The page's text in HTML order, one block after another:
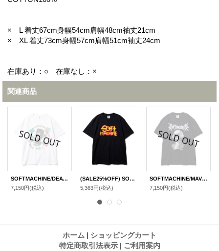
× L 着丈67cm身幅54cm肩幅48cm袖丈21cm
× XL 着丈73cm身幅57cm肩幅51cm袖丈24cm
在庫あり：○ 在庫なし：×
関連商品
SOFTMACHINE/DEATH SOUL T WHITE
7,150円(税込)
(SALE25%OFF) SOFTMACHINE/MADMAN T BLACK
5,363円(税込)
SOFTMACHINE/MAVERICK T BLACK
7,150円(税込)
ホーム | ショッピングカート
特定商取引法表示 | ご利用案内